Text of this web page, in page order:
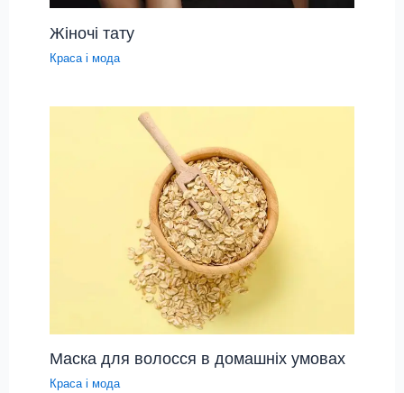
Жіночі тату
Краса і мода
Маска для волосся в домашніх умовах
Краса і мода